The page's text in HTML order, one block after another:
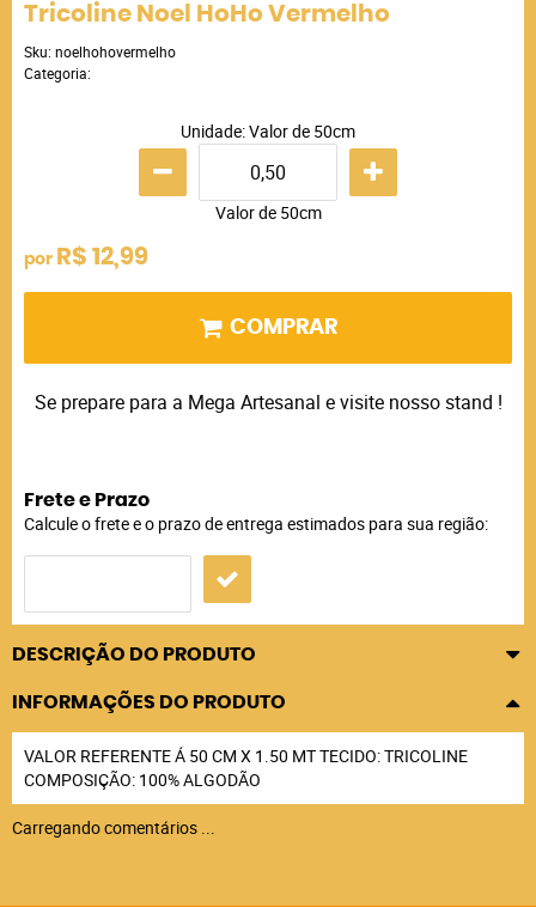
Tricoline Noel HoHo Vermelho
Sku: noelhohovermelho
Categoria:
Unidade: Valor de 50cm
Valor de 50cm
por R$ 12,99
COMPRAR
Se prepare para a Mega Artesanal e visite nosso stand !
Frete e Prazo
Calcule o frete e o prazo de entrega estimados para sua região:
DESCRIÇÃO DO PRODUTO
INFORMAÇÕES DO PRODUTO
VALOR REFERENTE Á 50 CM X 1.50 MT TECIDO: TRICOLINE
COMPOSIÇÃO: 100% ALGODÃO
Carregando comentários ...